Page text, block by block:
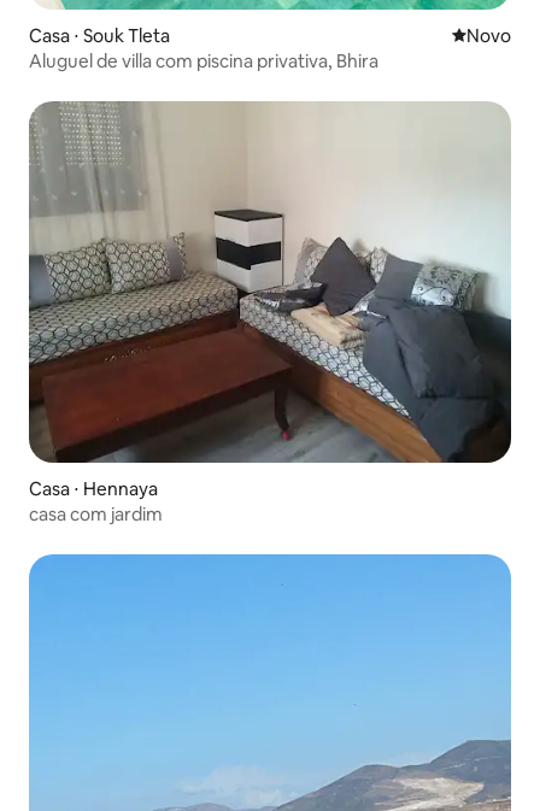
Casa ⋅ Souk Tleta Novo
Novo
Aluguel de villa com piscina privativa, Bhira
Casa ⋅ Hennaya
casa com jardim